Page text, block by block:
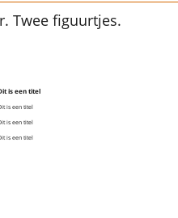
Twee figuurtjes.
is een titel
is een titel
is een titel
is een titel